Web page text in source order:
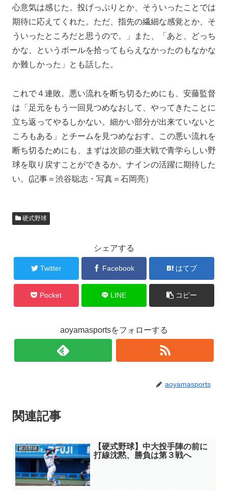
心意気は感じた。投げっぷりとか、そういったことでは
期待に応えてくれた。ただ、指先の繊細な感覚とか、そ
ういったところだと思うので。」また、「あと、どっち
かな、というボールを拾ってもらえなかったのもなかな
か難しかった」とも話した。
これで４連敗。悪い流れを断ち切るためにも、安藤監督
は「足元をもう一回見つめなおして、やってきたことに
立ち返ってやるしかない。細かい部分が出来ていないと
ころもある」とチームを見つめなおす。この悪い流れを
断ち切るためにも、まずは次節の亜大戦で青学らしい野
球を取り戻すことができるか。ナインの活躍に期待した
い。(記事＝渋谷聡志・写真＝石岡亮）
硬式野球
シェアする
Twitter Facebook はてブ
Pocket LINE コピー
aoyamasportsをフォローする
aoyamasports
関連記事
硬式野球
【硬式野球】中大投手陣の前に
打線沈黙、勝負は第３戦へ